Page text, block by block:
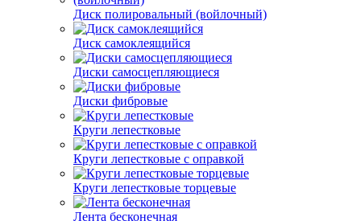
Диск полировальный (войлочный)
Диск самоклеящийся
Диски самосцепляющиеся
Диски фибровые
Круги лепестковые
Круги лепестковые с оправкой
Круги лепестковые торцевые
Лента бесконечная